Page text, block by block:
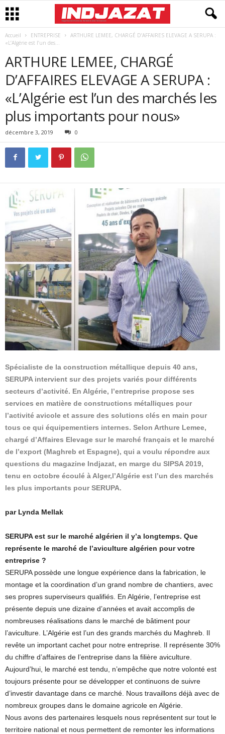
Accueil ENTREPRISE
ARTHURE LEMEE, CHARGÉ D’AFFAIRES ELEVAGE A SERUPA :
«L’Algérie est l’un des...
ARTHURE LEMEE, CHARGÉ
D’AFFAIRES ELEVAGE A SERUPA :
«L’Algérie est l’un des marchés les
plus importants pour nous»
décembre 3, 2019 0
Spécialiste de la construction métallique depuis 40 ans,
SERUPA intervient sur des projets variés pour différents
secteurs d’activité. En Algérie, l’entreprise propose ses
services en matière de constructions métalliques pour
l’activité avicole et assure des solutions clés en main pour
tous ce qui équipementiers internes. Selon Arthure Lemee,
chargé d’Affaires Elevage sur le marché français et le marché
de l’export (Maghreb et Espagne), qui a voulu répondre aux
questions du magazine Indjazat, en marge du SIPSA 2019,
tenu en octobre écoulé à Alger,l’Algérie est l’un des marchés
les plus importants pour SERUPA.
par Lynda Mellak
SERUPA est sur le marché algérien il y’a longtemps. Que
représente le marché de l’aviculture algérien pour votre
entreprise ?
SERUPA possède une longue expérience dans la fabrication, le
montage et la coordination d’un grand nombre de chantiers, avec
ses propres superviseurs qualifiés. En Algérie, l’entreprise est
présente depuis une dizaine d’années et avait accomplis de
nombreuses réalisations dans le marché de bâtiment pour
l’aviculture. L’Algérie est l’un des grands marchés du Maghreb. Il
revête un important cachet pour notre entreprise. Il représente 30%
du chiffre d’affaires de l’entreprise dans la filière aviculture.
Aujourd’hui, le marché est tendu, n’empêche que notre volonté est
toujours présente pour se développer et continuons de suivre
d’investir davantage dans ce marché. Nous travaillons déjà avec de
nombreux groupes dans le domaine agricole en Algérie.
Nous avons des partenaires lesquels nous représentent sur tout le
territoire national et nous permettent de remonter les informations